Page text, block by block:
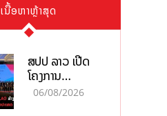
ເນື້ອຫາຫຼ້າສຸດ
ສປປ ລາວ ເປີດ
ໂຄງການ
ALERT-LAO
06/08/2026